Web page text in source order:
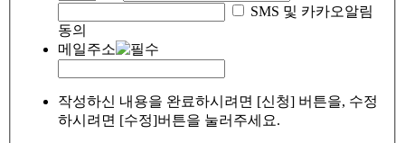
SMS 및 카카오알림
동의
메일주소
작성하신 내용을 완료하시려면 [신청] 버튼을, 수정
하시려면 [수정]버튼을 눌러주세요.